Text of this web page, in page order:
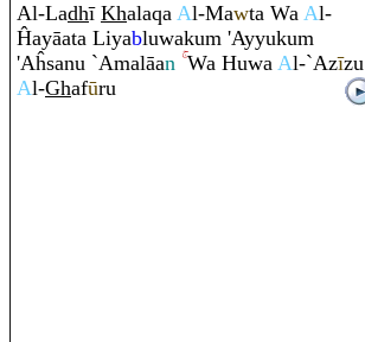
Al-Ladhī Khalaqa Al-Mawta Wa Al-
Ĥayāata Liyabluwakum 'Ayyukum
'Aĥsanu `Amalāan Wa Huwa Al-`Azīzu
Al-Ghafūru